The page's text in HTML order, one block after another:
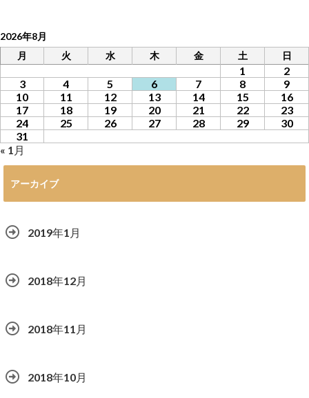
2026年8月
月
火 水 木 金 土 日
1
2
3
4 5 6 7 8
9
10
11 12 13 14 15
16
17
18 19 20 21 22
23
24
25 26 27 28 29
30
31
« 1月
アーカイブ
2019年1月
2018年12月
2018年11月
2018年10月